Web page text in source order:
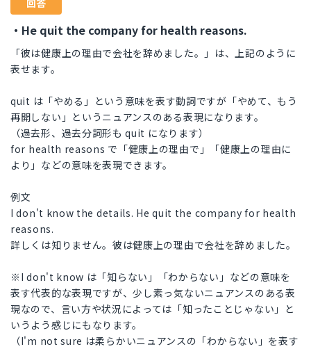
回答
・He quit the company for health reasons.
「彼は健康上の理由で会社を辞めました。」は、上記のように
表せます。
quit は「やめる」という意味を表す動詞ですが「やめて、もう
再開しない」というニュアンスのある表現になります。
（過去形、過去分詞形も quit になります）
for health reasons で「健康上の理由で」「健康上の理由に
より」などの意味を表現できます。
例文
I don't know the details. He quit the company for health
reasons.
詳しくは知りません。彼は健康上の理由で会社を辞めました。
※I don't know は「知らない」「わからない」などの意味を
表す代表的な表現ですが、少し素っ気ないニュアンスのある表
現なので、言い方や状況によっては「知ったことじゃない」と
いうよう感じにもなります。
（I'm not sure は柔らかいニュアンスの「わからない」を表す